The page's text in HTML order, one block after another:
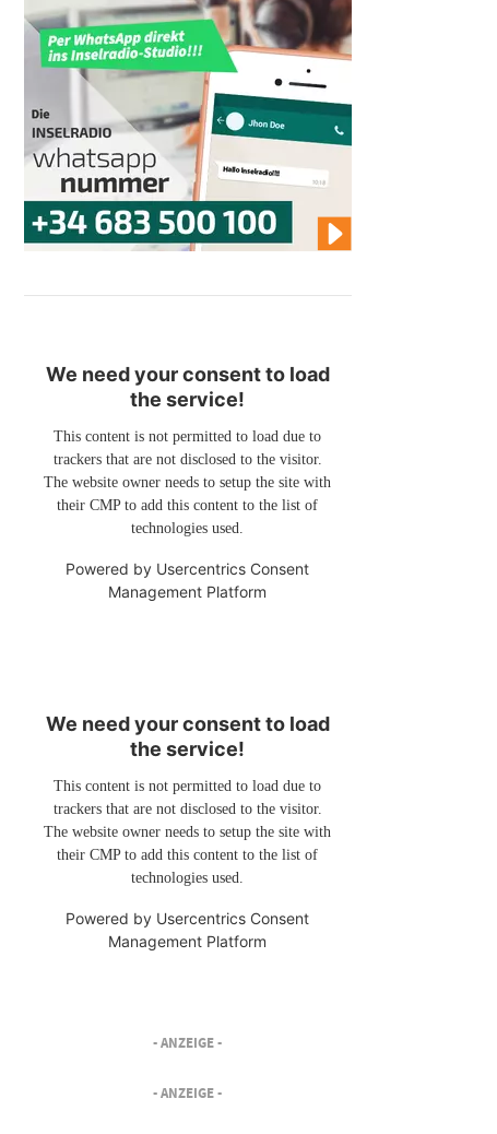
We need your consent to load
the service!
This content is not permitted to load due to
trackers that are not disclosed to the visitor.
The website owner needs to setup the site with
their CMP to add this content to the list of
technologies used.
Powered by Usercentrics Consent
Management Platform
We need your consent to load
the service!
This content is not permitted to load due to
trackers that are not disclosed to the visitor.
The website owner needs to setup the site with
their CMP to add this content to the list of
technologies used.
Powered by Usercentrics Consent
Management Platform
- ANZEIGE -
- ANZEIGE -